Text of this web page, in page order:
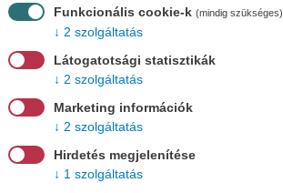
Funkcionális cookie-k (mindig szükséges)
2 szolgáltatás
Látogatotsági statisztikák
2 szolgáltatás
Marketing információk
2 szolgáltatás
Hirdetés megjelenítése
1 szolgáltatás